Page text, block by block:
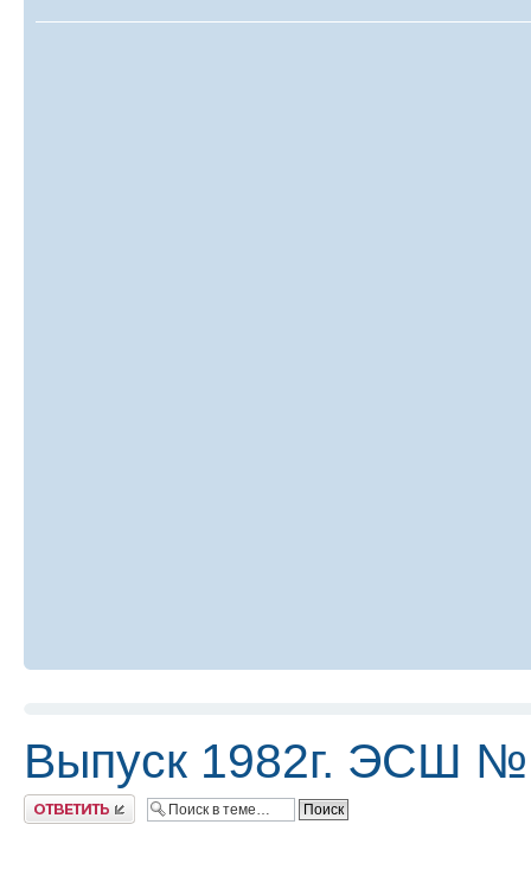
Выпуск 1982г. ЭСШ
Ответить